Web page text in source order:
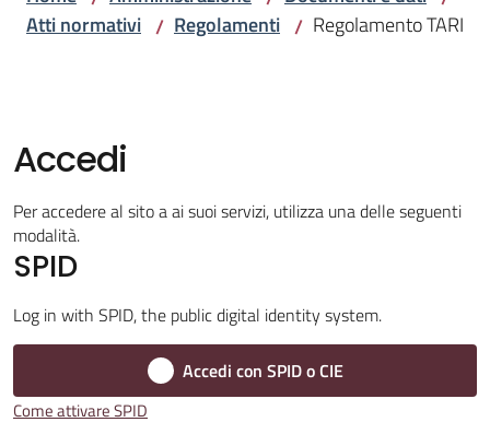
Amministrazione
Menu selezionato
Bentivoglio
Amministrazione
Trasparente
Atti normativi / Regolamenti / Regolamento TARI
Accedi
Per accedere al sito a ai suoi servizi, utilizza una delle seguenti
modalità.
SPID
Log in with SPID, the public digital identity system.
Accedi con SPID o CIE
Come attivare SPID